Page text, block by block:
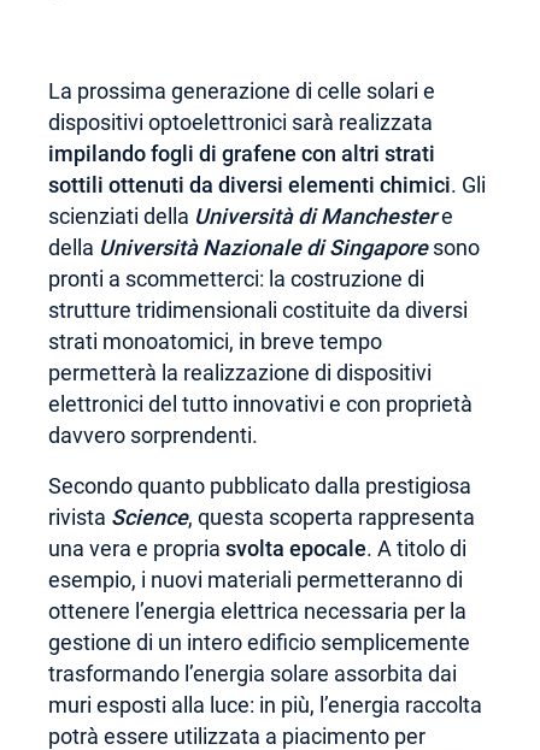
La prossima generazione di celle solari e
dispositivi optoelettronici sarà realizzata
impilando fogli di grafene con altri strati
sottili ottenuti da diversi elementi chimici. Gli
scienziati della Università di Manchestere
della Università Nazionale di Singaporesono
pronti a scommetterci: la costruzione di
strutture tridimensionali costituite da diversi
strati monoatomici, in breve tempo
permetterà la realizzazione di dispositivi
elettronici del tutto innovativi e con proprietà
davvero sorprendenti.
Secondo quanto pubblicato dalla prestigiosa
rivista Science, questa scoperta rappresenta
una vera e propria svolta epocale. A titolo di
esempio, i nuovi materiali permetteranno di
ottenere l’energia elettrica necessaria per la
gestione di un intero edificio semplicemente
trasformando l’energia solare assorbita dai
muri esposti alla luce: in più, l’energia raccolta
potrà essere utilizzata a piacimento per